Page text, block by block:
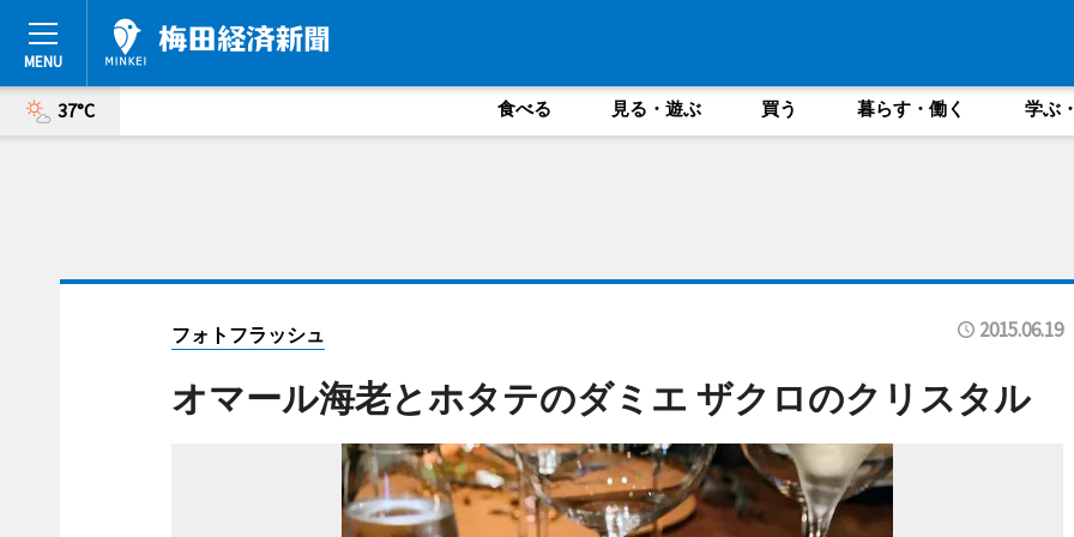
37°C 食べる 見る・遊ぶ 買う 暮らす・働く 学ぶ
フォトフラッシュ 2015.06.19
オマール海老とホタテのダミエ ザクロのクリスタル